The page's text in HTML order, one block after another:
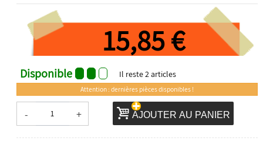
15,85 €
Disponible Il reste2articles
Attention : dernières pièces disponibles !
- + AJOUTER AU PANIER